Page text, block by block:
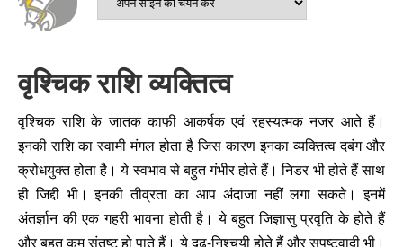
वृश्चिक राशि व्यक्तित्व
वृश्चिक राशि के जातक काफी आकर्षक एवं रहस्यत्मक नजर आते हैं।
इनकी राशि का स्वामी मंगल होता है जिस कारण इनका व्यक्तित्व दबंग और
क्रोधयुक्त होता है। ये स्वभाव से बहुत गंभीर होते हैं। निडर भी होते हैं साथ
ही जिद्दी भी। इनकी तीव्रता का आप अंदाजा नहीं लगा सकते। इनमें
अंतर्ज्ञान की एक गहरी भावना होती है। ये बहुत जिज्ञासु प्रवृति के होते हैं
और बहुत कम संतुष्ट हो पाते हैं। ये दृढ़-निश्चयी होते हैं और सपष्टवादी भी।